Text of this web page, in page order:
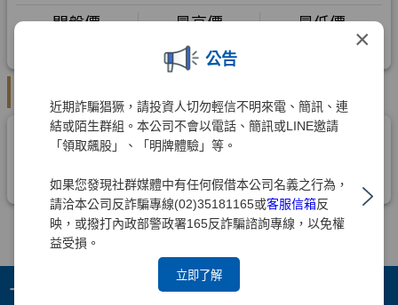
×
公告
近期詐騙猖獗，請投資人切勿輕信不明來電、簡訊、連
結或陌生群組。本公司不會以電話、簡訊或LINE邀請
「領取飆股」、「明牌體驗」等。
如果您發現社群媒體中有任何假借本公司名義之行為，
請洽本公司反詐騙專線(02)35181165或客服信箱反
映，或撥打內政部警政署165反詐騙諮詢專線，以免權
益受損。
立即了解
+